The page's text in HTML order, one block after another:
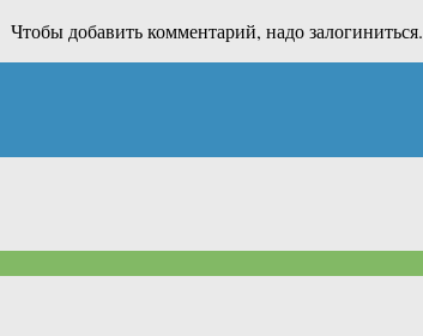
Чтобы добавить комментарий, надо залогиниться.